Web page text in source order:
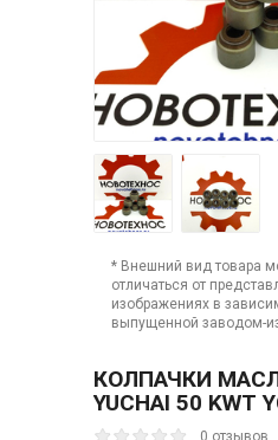
* Внешний вид товара
отличаться от
изображениях в
выпущенной заводом-
КОЛПАЧКИ
YUCHAI 50 KWT
0 отзывов